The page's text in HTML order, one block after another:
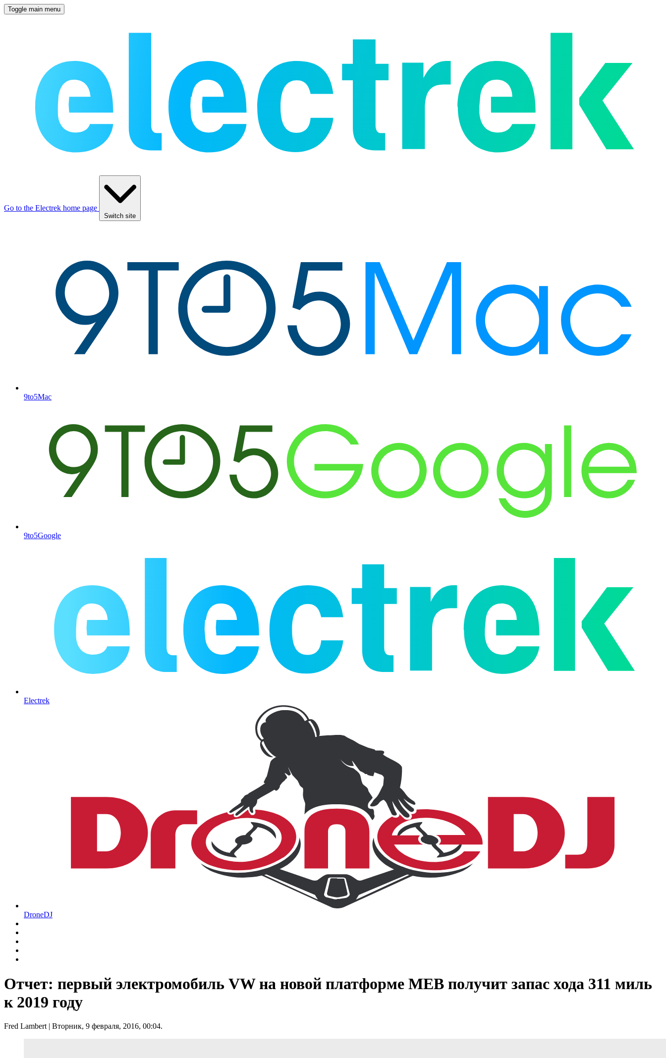
Toggle main menu
Go to the Electrek home page
Switch site
9to5Mac
9to5Google
Electrek
DroneDJ
Отчет: первый электромобиль VW на новой платформе MEB получит запас хода 311 миль
к 2019 году
Fred Lambert | Вторник, 9 февраля, 2016, 00:04.